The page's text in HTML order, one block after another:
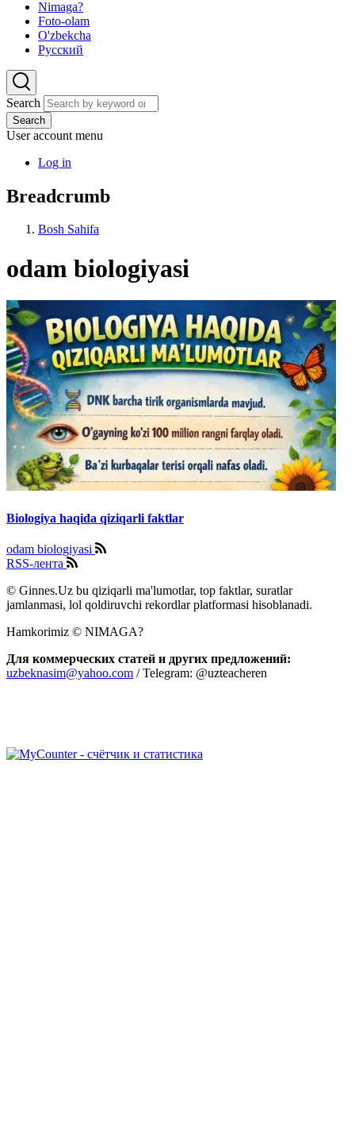
Nimaga?
Foto-olam
O'zbekcha
Русский
Search
Search
User account menu
Log in
Breadcrumb
Bosh Sahifa
odam biologiyasi
Biologiya haqida qiziqarli faktlar
odam biologiyasi
RSS-лента
© Ginnes.Uz bu qiziqarli ma'lumotlar, top faktlar, suratlar
jamlanmasi, lol qoldiruvchi rekordlar platformasi hisoblanadi.
Hamkorimiz © NIMAGA?
Для коммерческих статей и других предложений:
uzbeknasim@yahoo.com / Telegram: @uzteacheren